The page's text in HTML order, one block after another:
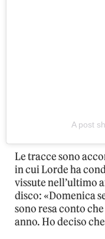
A post
Le tracce sono
in cui Lorde ha
vissute nell’ultimo
disco: «Domenica
sono resa conto che
anno. Ho deciso